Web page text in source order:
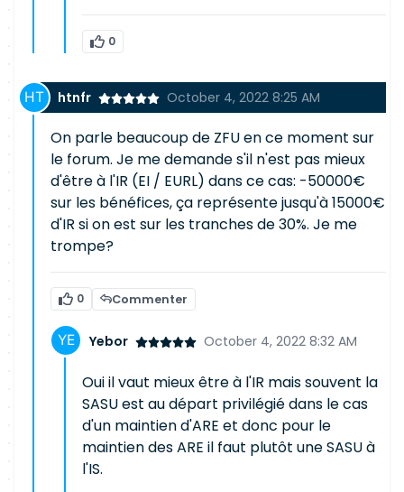
0
htnfr October 4, 2022 8:25 AM
On parle beaucoup de ZFU en ce moment sur
le forum. Je me demande s'il n'est pas mieux
d'être à l'IR (EI / EURL) dans ce cas: -50000€
sur les bénéfices, ça représente jusqu'à 15000€
d'IR si on est sur les tranches de 30%. Je me
trompe?
0 Commenter
Yebor October 4, 2022 8:32 AM
Oui il vaut mieux être à l'IR mais souvent la
SASU est au départ privilégié dans le cas
d'un maintien d'ARE et donc pour le
maintien des ARE il faut plutôt une SASU à
l'IS.